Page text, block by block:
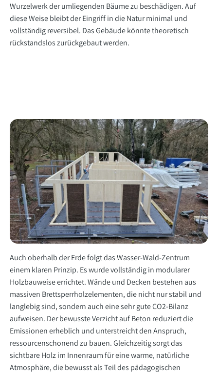
Wurzelwerk der umliegenden Bäume zu beschädigen. Auf
diese Weise bleibt der Eingriff in die Natur minimal und
vollständig reversibel. Das Gebäude könnte theoretisch
rückstandslos zurückgebaut werden.
Auch oberhalb der Erde folgt das Wasser-Wald-Zentrum
einem klaren Prinzip. Es wurde vollständig in modularer
Holzbauweise errichtet. Wände und Decken bestehen aus
massiven Brettsperrholzelementen, die nicht nur stabil und
langlebig sind, sondern auch eine sehr gute CO2-Bilanz
aufweisen. Der bewusste Verzicht auf Beton reduziert die
Emissionen erheblich und unterstreicht den Anspruch,
ressourcenschonend zu bauen. Gleichzeitig sorgt das
sichtbare Holz im Innenraum für eine warme, natürliche
Atmosphäre, die bewusst als Teil des pädagogischen